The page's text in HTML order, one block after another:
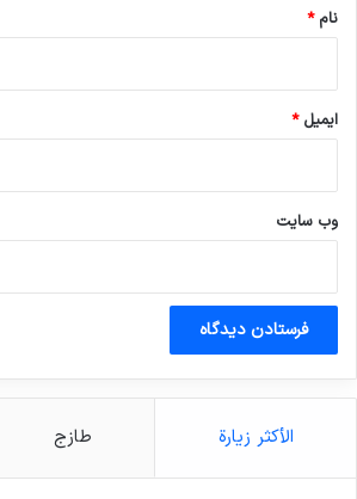
نام*
ایمیل*
وب‌ سایت
الأكثر زيارة طازج